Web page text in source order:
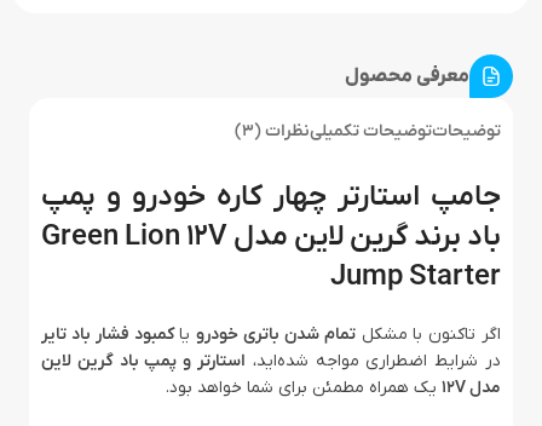
معرفی محصول
توضیحاتتوضیحات تکمیلینظرات (3)
جامپ استارتر چهار کاره خودرو و پمپ
باد برند گرین لاین مدل Green Lion 12V
Jump Starter
اگر تاکنون با مشکلتمام شدن باتری خودرویاکمبود فشار باد تایر
در شرایط اضطراری مواجه شده‌اید، استارتر و پمپ باد گرین لاین
مدل 12V
یک همراه مطمئن برای شما خواهد بود.